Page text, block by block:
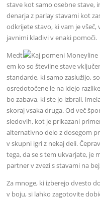
stave kot samo osebne stave,
denarja z parlay stavami kot
odkrijete stavo, ki vam je
javnimi kladivi v enaki pomoči.
Medt
em ko so številne stave
standarde, ki samo zaslužijo,
osredotočene le na idejo
bo zabava, ki ste jo izbrali,
skoraj vsaka druga. Od več
sledovih, kot je prikazani
alternativno delo z dosegom
v skupni igri z nekaj deli.
tega, da se s tem ukvarjate, je
partner v zvezi s stavami na
Za mnoge, ki izberejo dvesto
v boju, si lahko zagotovite